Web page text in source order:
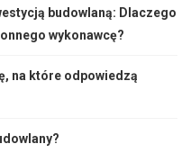
budowlaną: Dlaczego
wykonawcę?
na które odpowiedzą